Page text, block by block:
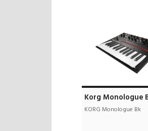
Korg Monologue
KORG Monologue Bk